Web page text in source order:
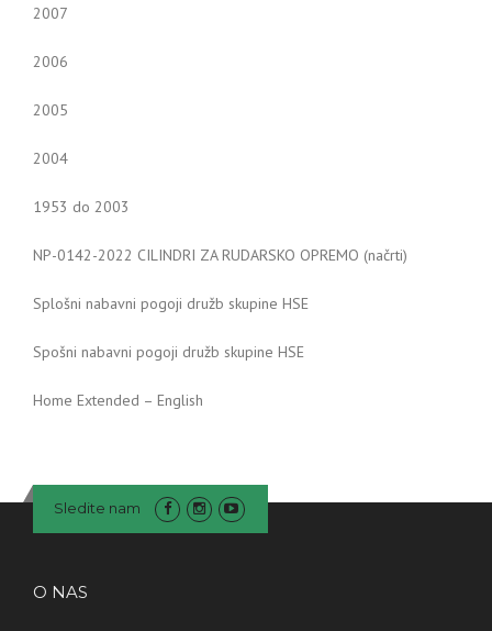
2007
2006
2005
2004
1953 do 2003
NP-0142-2022 CILINDRI ZA RUDARSKO OPREMO (načrti)
Splošni nabavni pogoji družb skupine HSE
Spošni nabavni pogoji družb skupine HSE
Home Extended – English
Sledite nam
O NAS